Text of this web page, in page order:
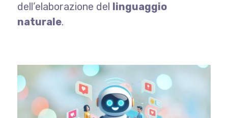
dell’elaborazione del linguaggio
naturale.